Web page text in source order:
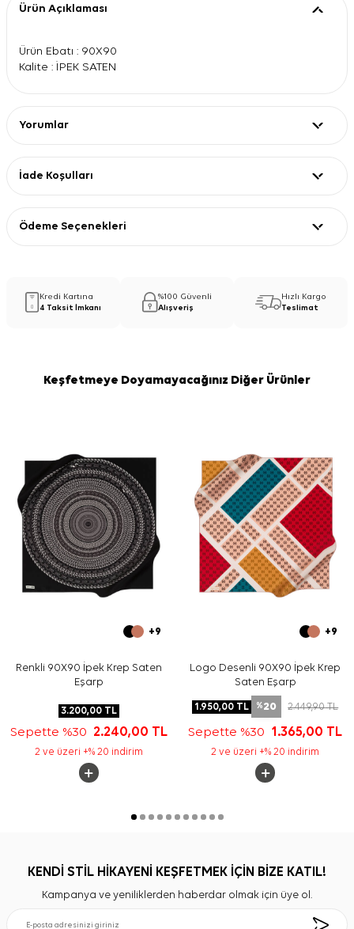
Ürün Açıklaması
Ürün Ebatı : 90X90
Kalite : İPEK SATEN
Yorumlar
İade Koşulları
Ödeme Seçenekleri
Kredi Kartına
4 Taksit İmkanı
%100 Güvenli
Alışveriş
Hızlı Kargo
Teslimat
Keşfetmeye Doyamayacağınız Diğer Ürünler
+9
Renkli 90X90 İpek Krep Saten
Eşarp
3.200,00TL
Sepette %30 2.240,00 TL
2 ve üzeri +% 20 indirim
+9
Logo Desenli 90X90 İpek Krep
Saten Eşarp
1.950,00 TL %20 2.449,90TL
Sepette %30 1.365,00 TL
2 ve üzeri +% 20 indirim
KENDİ STİL HİKAYENİ KEŞFETMEK İÇİN BİZE KATIL!
Kampanya ve yeniliklerden haberdar olmak için üye ol.